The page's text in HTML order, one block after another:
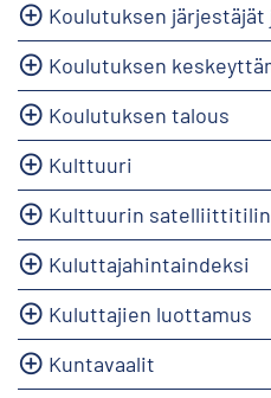
Koulutuksen
Koulutuksen
Koulutuksen talous
Kulttuuri
Kulttuurin
Kuluttajahintaindeksi
Kuluttajien luottamus
Kuntavaalit